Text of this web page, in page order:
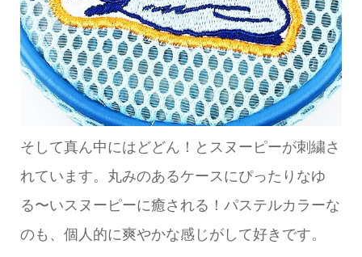
そして真ん中にはどどん！とスヌーピーが刺繍さ
れています。丸みのあるケースにぴったりなゆ
る〜いスヌーピーに癒される！パステルカラーな
のも、個人的に爽やかな感じがして好きです。